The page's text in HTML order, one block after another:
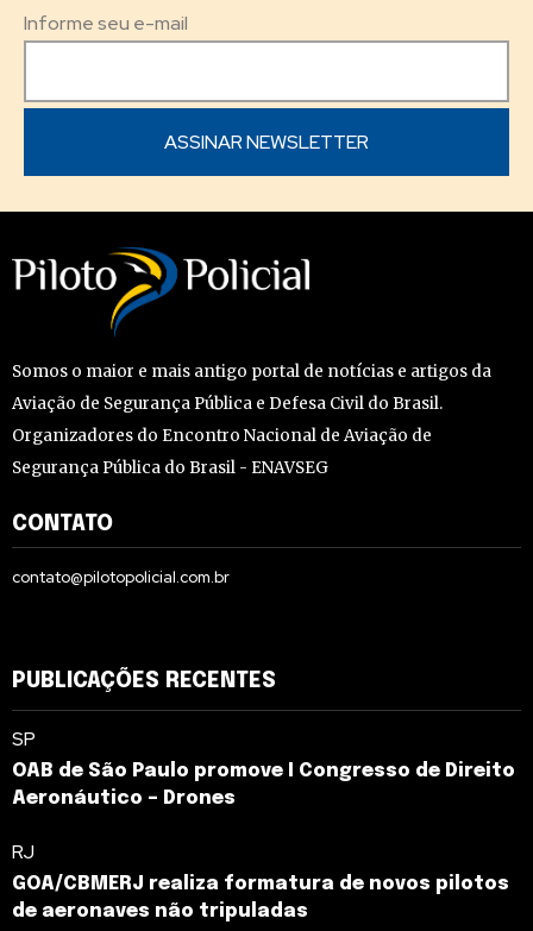
Informe seu e-mail
Somos o maior e mais antigo portal de notícias e artigos da
Aviação de Segurança Pública e Defesa Civil do Brasil.
Organizadores do Encontro Nacional de Aviação de
Segurança Pública do Brasil - ENAVSEG
CONTATO
contato@pilotopolicial.com.br
PUBLICAÇÕES RECENTES
SP
OAB de São Paulo promove I Congresso de Direito
Aeronáutico – Drones
RJ
GOA/CBMERJ realiza formatura de novos pilotos
de aeronaves não tripuladas